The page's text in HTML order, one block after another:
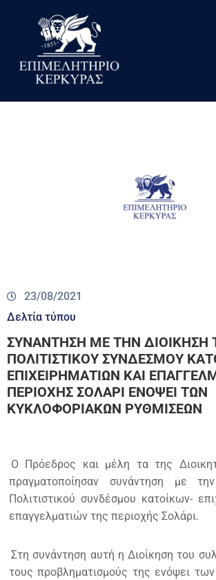
Το
Eπιμελητήριο
23/08/2021
Δελτία τύπου
ΣΥΝΑΝΤΗΣΗ ΜΕ ΤΗΝ ΔΙΟΙΚΗΣΗ
ΠΟΛΙΤΙΣΤΙΚΟΥ ΣΥΝΔΕΣΜΟΥ
ΕΠΙΧΕΙΡΗΜΑΤΙΩΝ ΚΑΙ
ΠΕΡΙΟΧΗΣ ΣΟΛΑΡΙ ΕΝΟΨΕΙ ΤΩΝ
ΚΥΚΛΟΦΟΡΙΑΚΩΝ ΡΥΘΜΙΣΕΩΝ
Ο Πρόεδρος και μέλη τα της
πραγματοποίησαν συνάντηση με
Πολιτιστικού συνδέσμου κατοίκων-
επαγγελματιών της περιοχής Σολάρι.
Στη συνάντηση αυτή η Διοίκηση του
τους προβληματισμούς της ενόψει